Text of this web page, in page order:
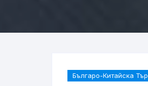
Българо-Китайска